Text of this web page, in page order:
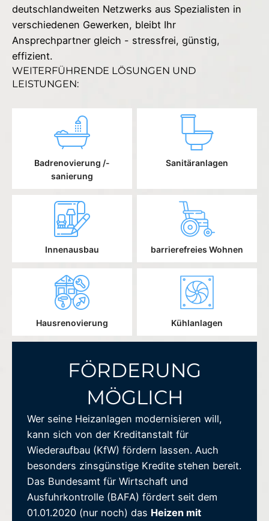
deutschlandweiten Netzwerks aus Spezialisten in
verschiedenen Gewerken, bleibt Ihr
Ansprechpartner gleich - stressfrei, günstig,
effizient.
WEITERFÜHRENDE LÖSUNGEN UND
LEISTUNGEN:
Badrenovierung /-
sanierung
Sanitäranlagen
Innenausbau barrierefreies Wohnen
Hausrenovierung Kühlanlagen
FÖRDERUNG
MÖGLICH
Wer seine Heizanlagen modernisieren will,
kann sich von der Kreditanstalt für
Wiederaufbau (KfW) fördern lassen. Auch
besonders zinsgünstige Kredite stehen bereit.
Das Bundesamt für Wirtschaft und
Ausfuhrkontrolle (BAFA) fördert seit dem
01.01.2020 (nur noch) das Heizen mit